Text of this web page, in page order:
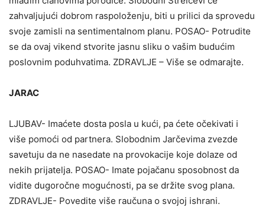
zahvaljujući dobrom raspoloženju, biti u prilici da sprovedu
svoje zamisli na sentimentalnom planu. POSAO- Potrudite
se da ovaj vikend stvorite jasnu sliku o vašim budućim
poslovnim poduhvatima. ZDRAVLJE – Više se odmarajte.
JARAC
LJUBAV- Imaćete dosta posla u kući, pa ćete očekivati i
više pomoći od partnera. Slobodnim Jarčevima zvezde
savetuju da ne nasedate na provokacije koje dolaze od
nekih prijatelja. POSAO- Imate pojačanu sposobnost da
vidite dugoročne mogućnosti, pa se držite svog plana.
ZDRAVLJE- Povedite više raučuna o svojoj ishrani.